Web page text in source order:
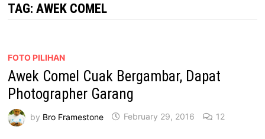
TAG:AWEK COMEL
FOTO PILIHAN
Awek Comel Cuak Bergambar, Dapat
Photographer Garang
by Bro Framestone February 29, 2016 12